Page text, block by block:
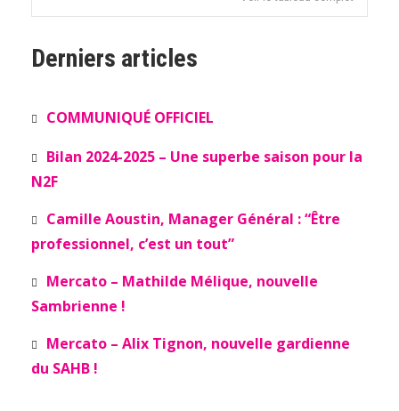
Derniers articles
COMMUNIQUÉ OFFICIEL
Bilan 2024-2025 – Une superbe saison pour la
N2F
Camille Aoustin, Manager Général : “Être
professionnel, c’est un tout”
Mercato – Mathilde Mélique, nouvelle
Sambrienne !
Mercato – Alix Tignon, nouvelle gardienne
du SAHB !